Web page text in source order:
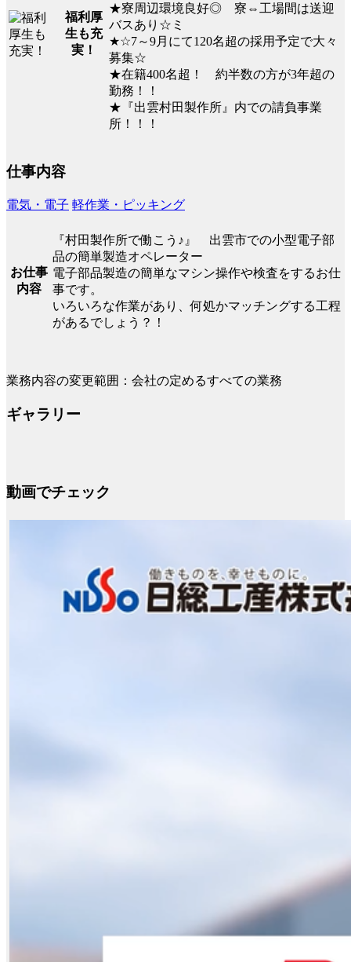
福利厚
生も充
実！
★寮周辺環境良好◎ 寮⇔工場間は送迎
バスあり☆ミ
★☆7～9月にて120名超の採用予定で大々
募集☆
★在籍400名超！ 約半数の方が3年超の
勤務！！
★『出雲村田製作所』内での請負事業
所！！！
仕事内容
電気・電子 軽作業・ピッキング
お仕事
内容
『村田製作所で働こう♪』 出雲市での小型電子部
品の簡単製造オペレーター
電子部品製造の簡単なマシン操作や検査をするお仕
事です。
いろいろな作業があり、何処かマッチングする工程
があるでしょう？！
業務内容の変更範囲：会社の定めるすべての業務
ギャラリー
動画でチェック